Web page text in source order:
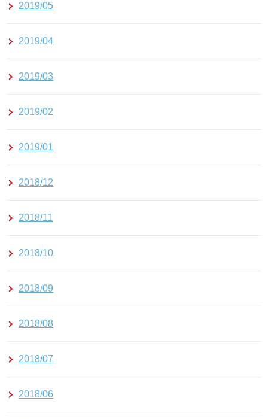
2019/05
2019/04
2019/03
2019/02
2019/01
2018/12
2018/11
2018/10
2018/09
2018/08
2018/07
2018/06